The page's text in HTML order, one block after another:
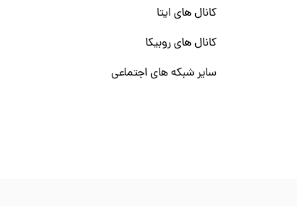
کانال های ایتا
کانال های روبیکا
سایر شبکه های اجتماعی